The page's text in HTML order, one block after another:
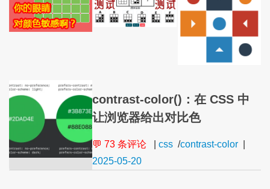
contrast-color()：在 CSS 中
让浏览器给出对比色
💬 73 条评论 css /contrast-color
2025-05-20